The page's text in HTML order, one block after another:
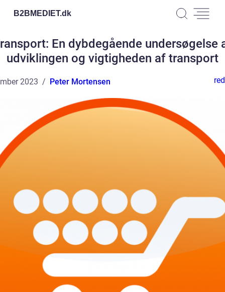
B2BMEDIET.dk
En dybdegående undersøgelse
udviklingen og vigtigheden af transport
2023 Peter Mortensen